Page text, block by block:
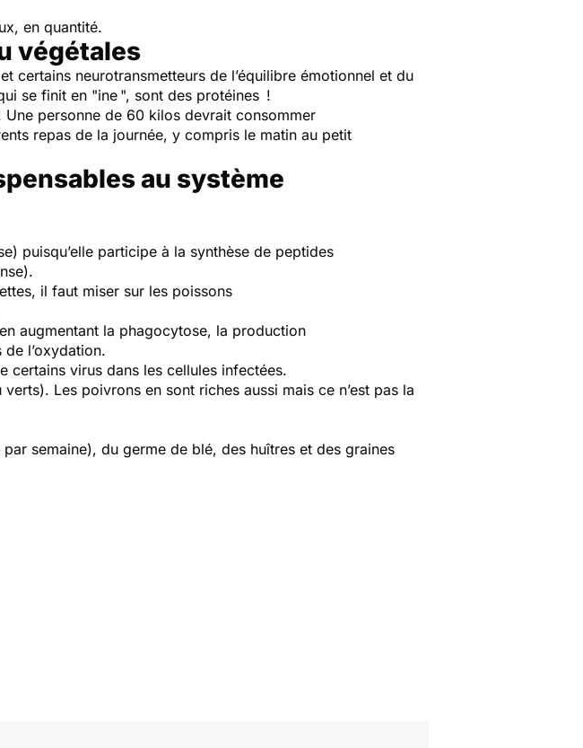
en quantité.
végétales
certains neurotransmetteurs de l’équilibre émotionnel et du
se finit en "ine ", sont des protéines !
personne de 60 kilos devrait consommer
repas de la journée, y compris le matin au petit
au système
puisqu’elle participe à la synthèse de peptides
il faut miser sur les poissons
augmentant la phagocytose, la production
l’oxydation.
certains virus dans les cellules infectées.
Les poivrons en sont riches aussi mais ce n’est pas la
semaine), du germe de blé, des huîtres et des graines